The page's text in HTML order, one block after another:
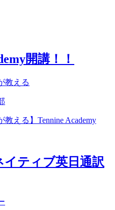
開講！！
教える
教える】Tennine Academy
イティブ英日通訳